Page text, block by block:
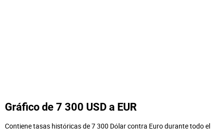
Gráfico de 7 300 USD a EUR
Contiene tasas históricas de 7 300 Dólar contra Euro durante todo el